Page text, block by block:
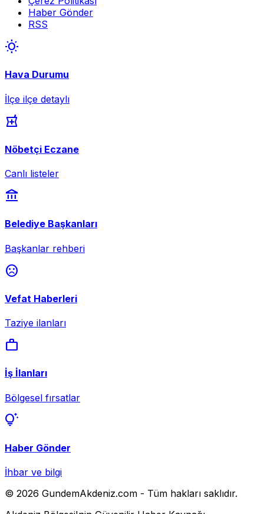
Haber Gönder
RSS
wb_sunny
Hava Durumu
İlçe ilçe detaylı
local_pharmacy
Nöbetçi Eczane
Canlı listeler
account_balance
Belediye Başkanları
Başkanlar rehberi
sentiment_dissatisfied
Vefat Haberleri
Taziye ilanları
work
İş İlanları
Bölgesel fırsatlar
tips_and_updates
Haber Gönder
İhbar ve bilgi
© 2026 GundemAkdeniz.com - Tüm hakları saklıdır.